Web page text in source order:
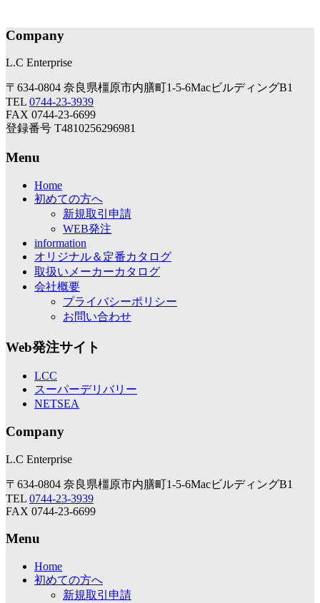
Company
L.C Enterprise
〒634-0804 奈良県橿原市内膳町1-5-6MacビルディングB1
TEL 0744-23-3939
FAX 0744-23-6699
登録番号 T4810256296981
Menu
Home
初めての方へ
新規取引申請
WEB発注
information
オリジナル＆定番カタログ
取扱いメーカーカタログ
会社概要
プライバシーポリシー
お問い合わせ
Web発注サイト
LCC
スーパーデリバリー
NETSEA
Company
L.C Enterprise
〒634-0804 奈良県橿原市内膳町1-5-6MacビルディングB1
TEL 0744-23-3939
FAX 0744-23-6699
Menu
Home
初めての方へ
新規取引申請